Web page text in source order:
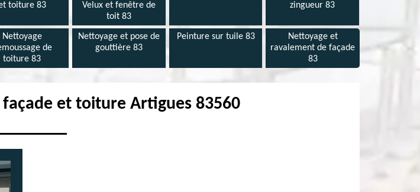
toiture 83
Velux et fenêtre de
toit 83
zingueur 83
Nettoyage
de
toiture 83
Nettoyage et pose de
gouttière 83
Peinture sur tuile 83
Nettoyage et
ravalement de façade
83
et toiture Artigues 83560